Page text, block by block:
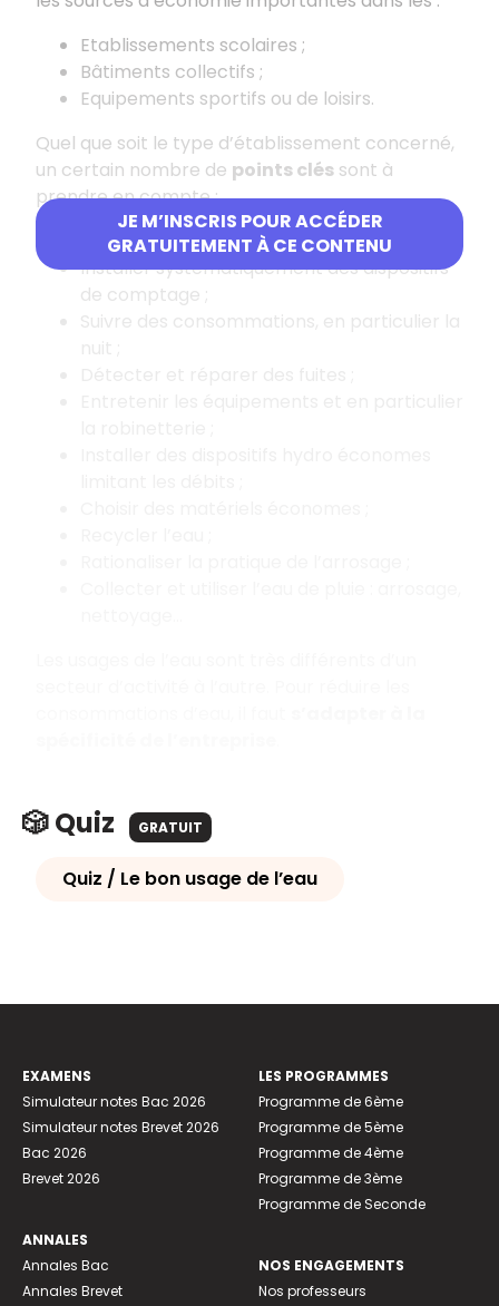
JE M’INSCRIS POUR ACCÉDER
GRATUITEMENT À CE CONTENU
Etablissements scolaires ;
Bâtiments collectifs ;
Equipements sportifs ou de loisirs.
Quel que soit le type d’établissement concerné,
un certain nombre de points clés sont à
prendre en compte :
Réaliser un état des lieux ;
Installer systématiquement des dispositifs
de comptage ;
Suivre des consommations, en particulier la
🎲 Quiz GRATUIT
Quiz / Le bon usage de l’eau
EXAMENS
Simulateur notes Bac 2026
Simulateur notes Brevet 2026
Bac 2026
Brevet 2026
ANNALES
Annales Bac
Annales Brevet
LES PROGRAMMES
Programme de 6ème
Programme de 5ème
Programme de 4ème
Programme de 3ème
Programme de Seconde
NOS ENGAGEMENTS
Nos professeurs